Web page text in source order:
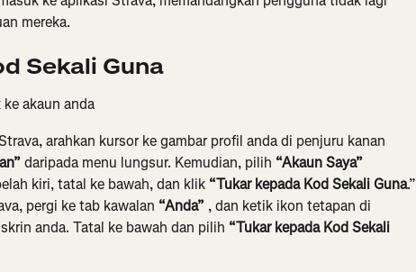
mereka.
Sekali Guna
akaun anda
arahkan kursor ke gambar profil anda di penjuru kanan
daripada menu lungsur. Kemudian, pilih “Akaun Saya”
kiri, tatal ke bawah, dan klik “Tukar kepada Kod Sekali Guna.”
pergi ke tab kawalan “Anda” , dan ketik ikon tetapan di
anda. Tatal ke bawah dan pilih “Tukar kepada Kod Sekali